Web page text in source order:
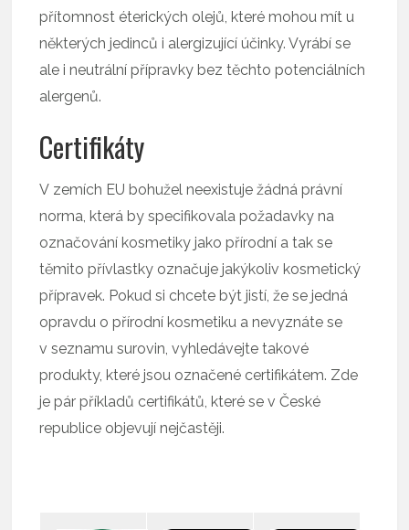
přítomnost éterických olejů, které mohou mít u
některých jedinců i alergizující účinky. Vyrábí se
ale i neutrální přípravky bez těchto potenciálních
alergenů.
Certifikáty
V zemích EU bohužel neexistuje žádná právní
norma, která by specifikovala požadavky na
označování kosmetiky jako přírodní a tak se
těmito přívlastky označuje jakýkoliv kosmetický
přípravek. Pokud si chcete být jistí, že se jedná
opravdu o přírodní kosmetiku a nevyznáte se
v seznamu surovin, vyhledávejte takové
produkty, které jsou označené certifikátem. Zde
je pár příkladů certifikátů, které se v České
republice objevují nejčastěji.